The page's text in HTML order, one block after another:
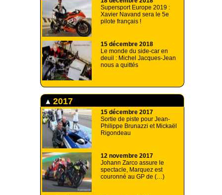
Supersport Europe 2019 :
Xavier Navand sera le 5e
pilote français !
15 décembre 2018
Le monde du side-car en
deuil : Michel Jacques-Jean
nous a quittés
2017
15 décembre 2017
Sortie de piste pour Jean-
Philippe Brunazzi et Mickaël
Rigondeau
12 novembre 2017
Johann Zarco assure le
spectacle, Marquez est
couronné au GP de (…)